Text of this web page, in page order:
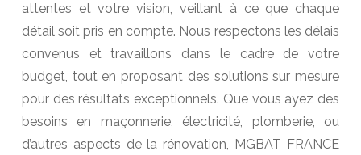
attentes et votre vision, veillant à ce que chaque
détail soit pris en compte. Nous respectons les délais
convenus et travaillons dans le cadre de votre
budget, tout en proposant des solutions sur mesure
pour des résultats exceptionnels. Que vous ayez des
besoins en maçonnerie, électricité, plomberie, ou
d’autres aspects de la rénovation, MGBAT FRANCE